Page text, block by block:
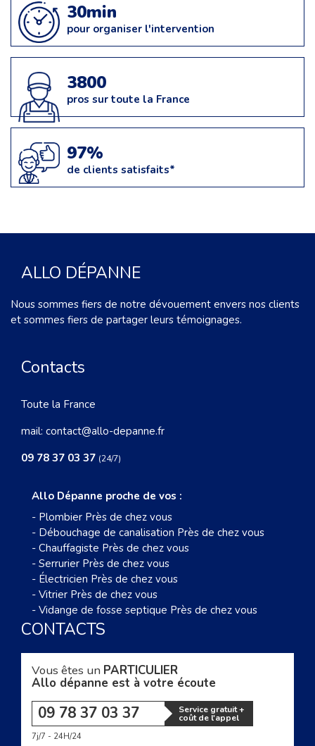
30min
pour organiser l'intervention
3800
pros sur toute la France
97%
de clients satisfaits*
ALLO DÉPANNE
Nous sommes fiers de notre dévouement envers nos clients
et sommes fiers de partager leurs témoignages.
Contacts
Toute la France
mail: contact@allo-depanne.fr
09 78 37 03 37 (24/7)
Allo Dépanne proche de vos :
- Plombier Près de chez vous
- Débouchage de canalisation Près de chez vous
- Chauffagiste Près de chez vous
- Serrurier Près de chez vous
- Électricien Près de chez vous
- Vitrier Près de chez vous
- Vidange de fosse septique Près de chez vous
CONTACTS
Vous êtes un PARTICULIER
Allo dépanne est à votre écoute
09 78 37 03 37 Service gratuit +
coût de l'appel
7j/7 - 24H/24